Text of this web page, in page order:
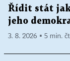
Řídit stát
jeho
3. 8. 2026 ▪ 5 min.